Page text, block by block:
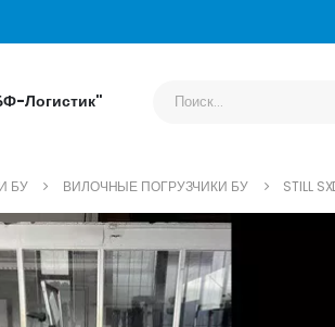
Логистик"
БУ ВИЛОЧНЫЕ ПОГРУЗЧИКИ БУ STILL